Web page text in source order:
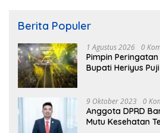
Berita Populer
1 Agustus 2026 0
Pimpin
Bupati Heriyus
9 Oktober 2023 0
Anggota DPRD
Mutu Kesehatan